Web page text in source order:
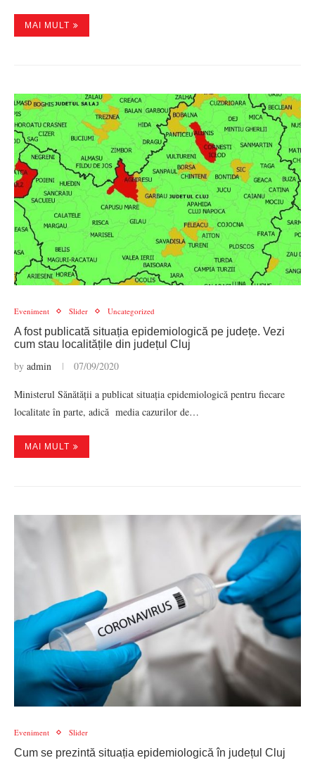
MAI MULT
Eveniment Slider Uncategorized
A fost publicată situația epidemiologică pe județe. Vezi
cum stau localitățile din județul Cluj
by admin 07/09/2020
Ministerul Sănătății a publicat situația epidemiologică pentru fiecare
localitate în parte, adică media cazurilor de…
MAI MULT
Eveniment Slider
Cum se prezintă situația epidemiologică în județul Cluj